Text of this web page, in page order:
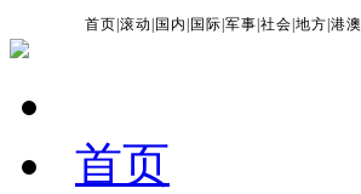
首页 |滚动 国内 国际 |军事 |社会 |地方 |港澳
首页